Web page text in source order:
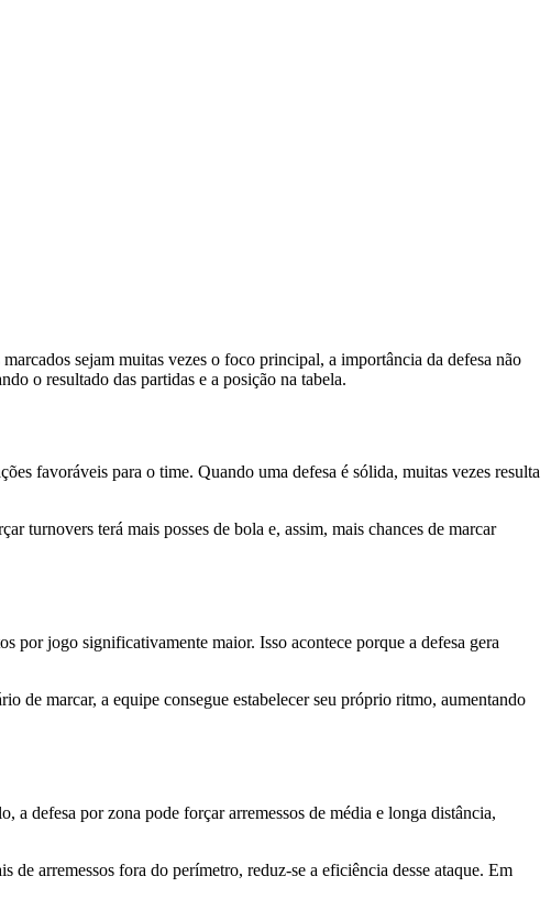
sejam muitas vezes o foco principal, a importância da defesa não
o resultado das partidas e a posição na tabela.
favoráveis para o time. Quando uma defesa é sólida, muitas vezes resulta
turnovers terá mais posses de bola e, assim, mais chances de marcar
por jogo significativamente maior. Isso acontece porque a defesa gera
de marcar, a equipe consegue estabelecer seu próprio ritmo, aumentando
a defesa por zona pode forçar arremessos de média e longa distância,
arremessos fora do perímetro, reduz-se a eficiência desse ataque. Em